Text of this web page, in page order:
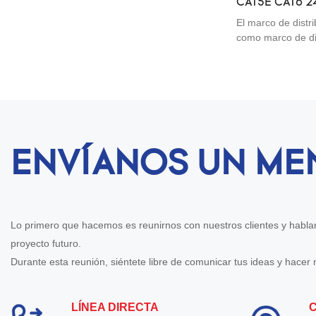
hasta que se
Cleaner utiliza la
hacer avanzar
de limpieza.
CAT5E CAT6
red de 48
El marco de
como marco de
el entorno de
ENVÍANOS UN
Lo primero que hacemos es reunirnos con nuestros clientes y
proyecto futuro.
Durante esta reunión, siéntete libre de comunicar tus ideas y hacer
LÍNEA DIRECTA